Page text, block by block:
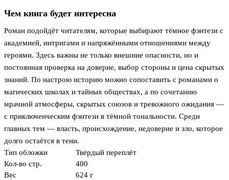
Чем книга будет интересна
Роман подойдёт читателям, которые выбирают тёмное фэнтези с
академией, интригами и напряжёнными отношениями между
героями. Здесь важны не только внешние опасности, но и
постоянная проверка на доверие, выбор стороны и цена скрытых
знаний. По настрою историю можно сопоставить с романами о
магических школах и тайных обществах, а по сочетанию
мрачной атмосферы, скрытых союзов и тревожного ожидания —
с приключенческим фэнтези в тёмной тональности. Среди
главных тем — власть, происхождение, недоверие и зло, которое
долго остаётся в тени.
Тип обложки
Твёрдый переплёт
Кол-во стр.
400
Вес
624 г